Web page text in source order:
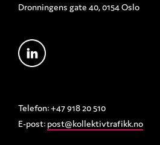
Dronningens gate 40, 0154 Oslo
Telefon: +47 918 20 510
E-post: post@kollektivtrafikk.no